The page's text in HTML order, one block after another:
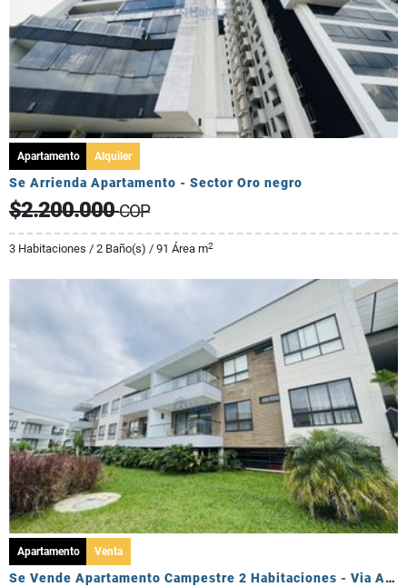
Apartamento Alquiler
Se Arrienda Apartamento - Sector Oro negro
$2.200.000COP
3 Habitaciones / 2 Baño(s) / 91 Área m2
Apartamento Venta
Se Vende Apartamento Campestre 2 Habitaciones - Via Al Caimo